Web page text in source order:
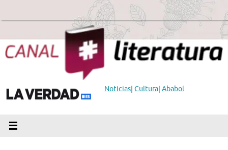
Noticias| Cultura| Ababol